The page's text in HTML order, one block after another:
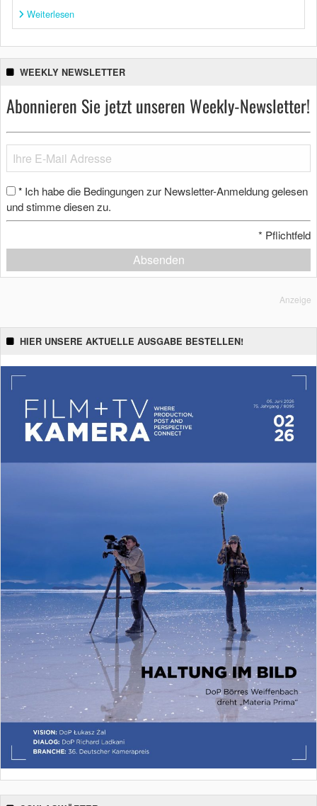
Weiterlesen
WEEKLY NEWSLETTER
Abonnieren Sie jetzt unseren Weekly-Newsletter!
* Ich habe die Bedingungen zur Newsletter-Anmeldung gelesen
und stimme diesen zu.
* Pflichtfeld
Absenden
Anzeige
HIER UNSERE AKTUELLE AUSGABE BESTELLEN!